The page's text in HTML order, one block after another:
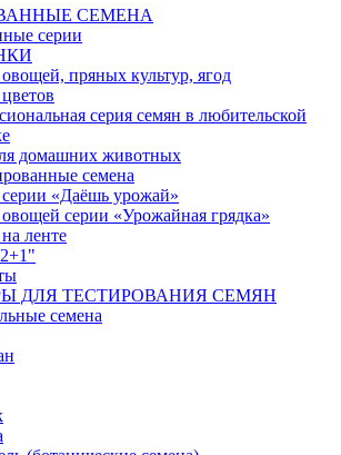
СЕМЕНА
серии
пряных культур, ягод
серия семян в любительской
домашних животных
семена
«Даёшь урожай»
серии «Урожайная грядка»
ленте
ДЛЯ ТЕСТИРОВАНИЯ СЕМЯН
семена